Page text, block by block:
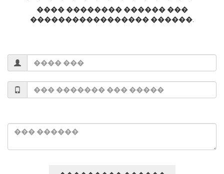
���� �������� ������ ���
����������������� ������.